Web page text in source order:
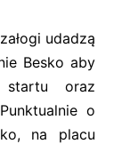
udadzą
Besko aby
startu oraz
o
na placu